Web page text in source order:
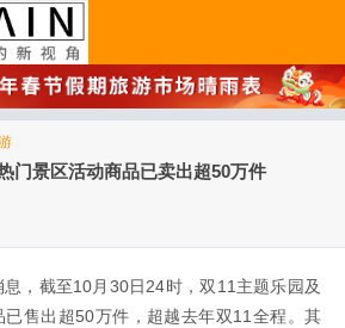
门景区活动商品已卖出超50万件
息，截至10月30日24时，双11主题乐园及
售出超50万件，超越去年双11全程。其